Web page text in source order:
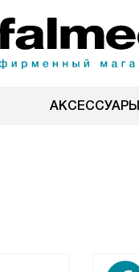
АКСЕССУАРЫ